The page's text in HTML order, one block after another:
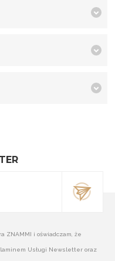
ZNAMMI i oświadczam, że
Usługi Newsletter oraz